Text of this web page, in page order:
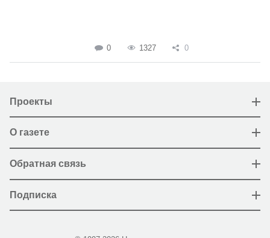
0 1327 0
Проекты
О газете
Обратная связь
Подписка